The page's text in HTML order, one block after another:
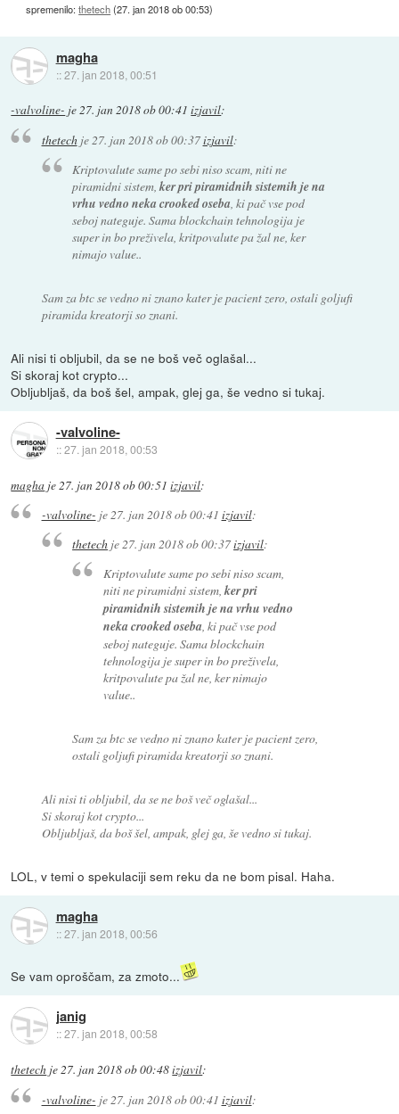
spremenilo:thetech(27. jan 2018 ob 00:53)
magha
::27. jan 2018, 00:51
-valvoline- je27. jan 2018 ob 00:41 izjavil:
thetechje27. jan 2018 ob 00:37izjavil:
Kriptovalute same po sebi niso scam, niti ne
piramidni sistem,ker pri piramidnih sistemih je na
vrhu vedno neka crooked oseba , ki pač vse pod
seboj nateguje. Sama blockchain tehnologija je
super in bo preživela, kritpovalute pa žal ne, ker
nimajo value..
Sam za btc se vedno ni znano kater je pacient zero, ostali goljufi
piramida kreatorji so znani.
Ali nisi ti obljubil, da se ne boš več oglašal...
Si skoraj kot crypto...
Obljubljaš, da boš šel, ampak, glej ga, še vedno si tukaj.
-valvoline-
::27. jan 2018, 00:53
magha je27. jan 2018 ob 00:51 izjavil:
-valvoline- je27. jan 2018 ob 00:41 izjavil:
thetech je27. jan 2018 ob 00:37izjavil:
Kriptovalute same po sebi niso scam,
niti ne piramidni sistem,ker pri
piramidnih sistemih je na vrhu vedno
neka crooked oseba, ki pač vse pod
seboj nateguje. Sama blockchain
tehnologija je super in bo preživela,
kritpovalute pa žal ne, ker nimajo
value..
Sam za btc se vedno ni znano kater je pacient zero,
ostali goljufi piramida kreatorji so znani.
Ali nisi ti obljubil, da se ne boš več oglašal...
Si skoraj kot crypto...
Obljubljaš, da boš šel, ampak, glej ga, še vedno si tukaj.
LOL, v temi o spekulaciji sem reku da ne bom pisal. Haha.
magha
::27. jan 2018, 00:56
Se vam oproščam, za zmoto...
janig
::27. jan 2018, 00:58
thetech je27. jan 2018 ob 00:48izjavil:
-valvoline- je 27. jan 2018 ob 00:41 izjavil: